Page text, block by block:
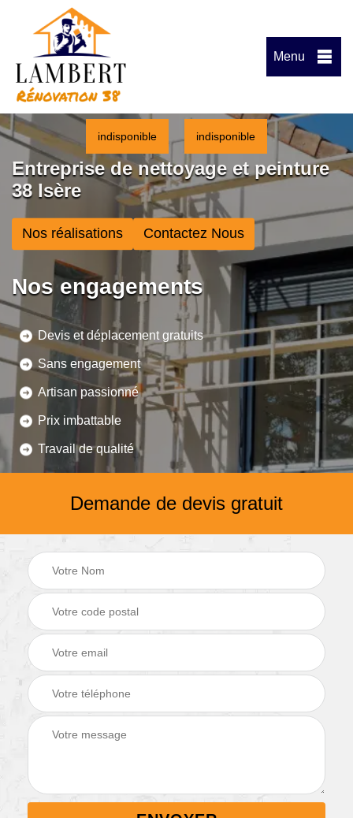
Menu
indisponible indisponible
Entreprise de nettoyage et peinture
38 Isère
Nos réalisations Contactez Nous
Nos engagements
Devis et déplacement gratuits
Sans engagement
Artisan passionné
Prix imbattable
Travail de qualité
Demande de devis gratuit